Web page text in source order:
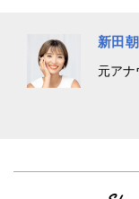
新田
元アナ